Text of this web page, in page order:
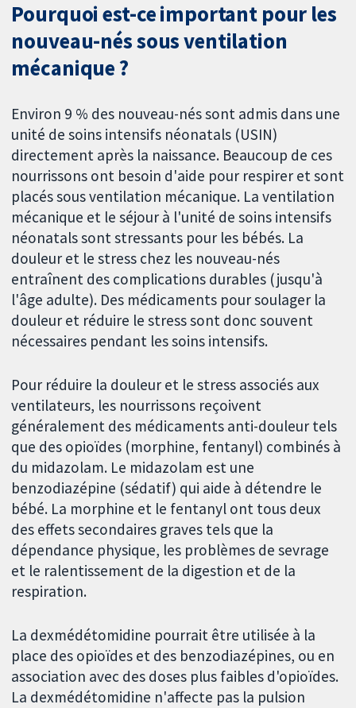
Pourquoi est-ce important pour les
nouveau-nés sous ventilation
mécanique ?
Environ 9 % des nouveau-nés sont admis dans une
unité de soins intensifs néonatals (USIN)
directement après la naissance. Beaucoup de ces
nourrissons ont besoin d'aide pour respirer et sont
placés sous ventilation mécanique. La ventilation
mécanique et le séjour à l'unité de soins intensifs
néonatals sont stressants pour les bébés. La
douleur et le stress chez les nouveau-nés
entraînent des complications durables (jusqu'à
l'âge adulte). Des médicaments pour soulager la
douleur et réduire le stress sont donc souvent
nécessaires pendant les soins intensifs.
Pour réduire la douleur et le stress associés aux
ventilateurs, les nourrissons reçoivent
généralement des médicaments anti-douleur tels
que des opioïdes (morphine, fentanyl) combinés à
du midazolam. Le midazolam est une
benzodiazépine (sédatif) qui aide à détendre le
bébé. La morphine et le fentanyl ont tous deux
des effets secondaires graves tels que la
dépendance physique, les problèmes de sevrage
et le ralentissement de la digestion et de la
respiration.
La dexmédétomidine pourrait être utilisée à la
place des opioïdes et des benzodiazépines, ou en
association avec des doses plus faibles d'opioïdes.
La dexmédétomidine n'affecte pas la pulsion